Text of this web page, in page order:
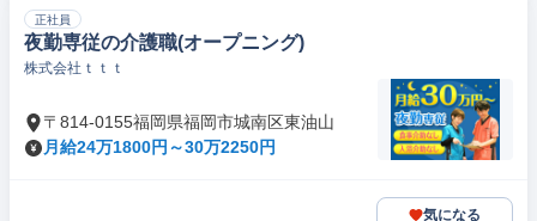
正社員
夜勤専従の介護職(オープニング)
株式会社ｔｔｔ
〒814-0155福岡県福岡市城南区東油山
月給24万1800円～30万2250円
気になる